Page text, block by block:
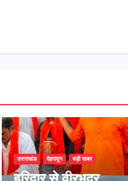
उत्तराखंड देहरादून बड़ी खबर